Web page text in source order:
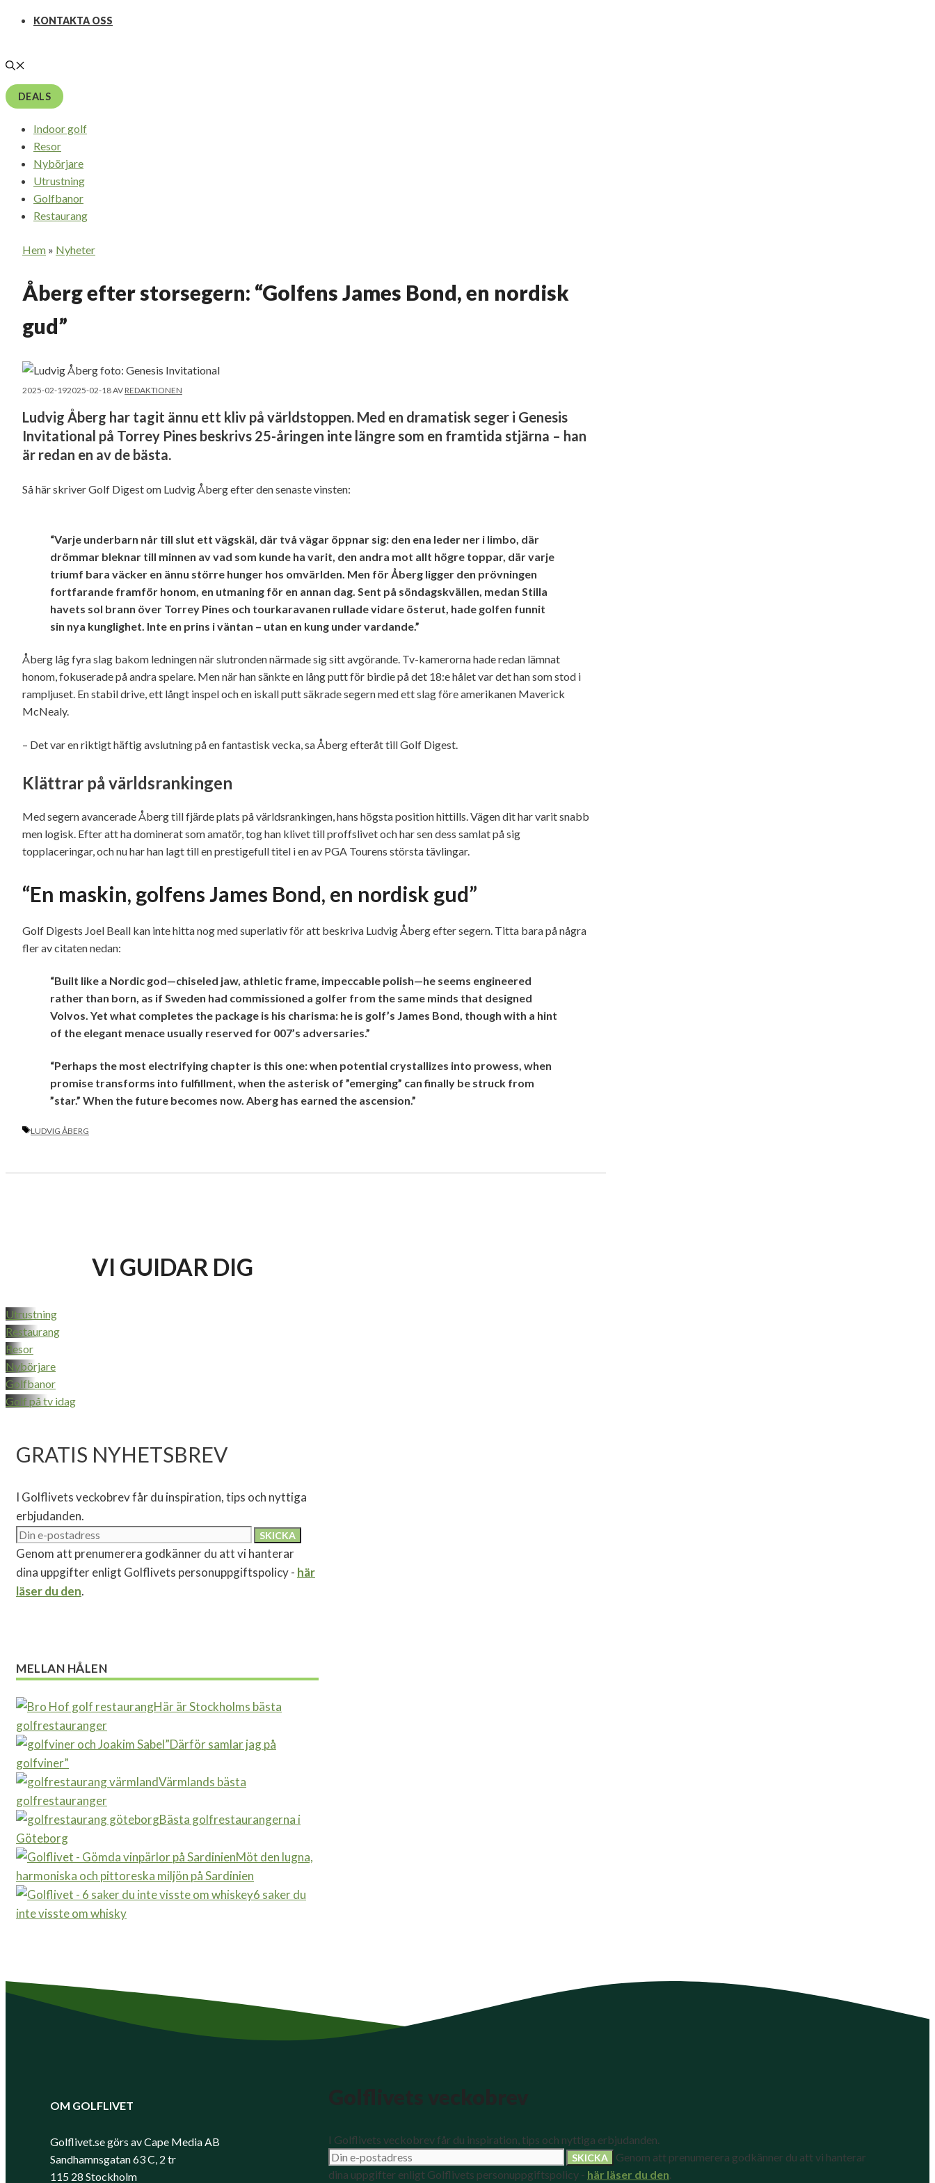
KONTAKTA OSS
DEALS
Indoor golf
Resor
Nybörjare
Utrustning
Golfbanor
Restaurang
Hem » Nyheter
Åberg efter storsegern: “Golfens James Bond, en nordisk
gud”
2025-02-192025-02-18AVREDAKTIONEN
Ludvig Åberg har tagit ännu ett kliv på världstoppen. Med en dramatisk seger i Genesis
Invitational på Torrey Pines beskrivs 25-åringen inte längre som en framtida stjärna – han
är redan en av de bästa.
Så här skriver Golf Digest om Ludvig Åberg efter den senaste vinsten:
“Varje underbarn når till slut ett vägskäl, där två vägar öppnar sig: den ena leder ner i limbo, där
drömmar bleknar till minnen av vad som kunde ha varit, den andra mot allt högre toppar, där varje
triumf bara väcker en ännu större hunger hos omvärlden. Men för Åberg ligger den prövningen
fortfarande framför honom, en utmaning för en annan dag. Sent på söndagskvällen, medan Stilla
havets sol brann över Torrey Pines och tourkaravanen rullade vidare österut, hade golfen funnit
sin nya kunglighet. Inte en prins i väntan – utan en kung under vardande.”
Åberg låg fyra slag bakom ledningen när slutronden närmade sig sitt avgörande. Tv-kamerorna hade redan lämnat
honom, fokuserade på andra spelare. Men när han sänkte en lång putt för birdie på det 18:e hålet var det han som stod i
rampljuset. En stabil drive, ett långt inspel och en iskall putt säkrade segern med ett slag före amerikanen Maverick
McNealy.
– Det var en riktigt häftig avslutning på en fantastisk vecka, sa Åberg efteråt till Golf Digest.
Klättrar på världsrankingen
Med segern avancerade Åberg till fjärde plats på världsrankingen, hans högsta position hittills. Vägen dit har varit snabb
men logisk. Efter att ha dominerat som amatör, tog han klivet till proffslivet och har sen dess samlat på sig
topplaceringar, och nu har han lagt till en prestigefull titel i en av PGA Tourens största tävlingar.
“En maskin, golfens James Bond, en nordisk gud”
Golf Digests Joel Beall kan inte hitta nog med superlativ för att beskriva Ludvig Åberg efter segern. Titta bara på några
fler av citaten nedan:
“Built like a Nordic god—chiseled jaw, athletic frame, impeccable polish—he seems engineered
rather than born, as if Sweden had commissioned a golfer from the same minds that designed
Volvos. Yet what completes the package is his charisma: he is golf’s James Bond, though with a hint
of the elegant menace usually reserved for 007’s adversaries.”
“Perhaps the most electrifying chapter is this one: when potential crystallizes into prowess, when
promise transforms into fulfillment, when the asterisk of ”emerging” can finally be struck from
”star.” When the future becomes now. Aberg has earned the ascension.”
ETIKETTER
LUDVIG ÅBERG
VI GUIDAR DIG
Utrustning
Restaurang
Resor
Nybörjare
Golfbanor
Golf på tv idag
GRATIS NYHETSBREV
I Golflivets veckobrev får du inspiration, tips och nyttiga
erbjudanden.
Genom att prenumerera godkänner du att vi hanterar
dina uppgifter enligt Golflivets personuppgiftspolicy - här
läser du den.
MELLAN HÅLEN
Här är Stockholms bästa
golfrestauranger
”Därför samlar jag på
golfviner”
Värmlands bästa
golfrestauranger
Bästa golfrestaurangerna i
Göteborg
Möt den lugna,
harmoniska och pittoreska miljön på Sardinien
6 saker du
inte visste om whisky
OM GOLFLIVET
Golflivet.se görs av Cape Media AB
Sandhamnsgatan 63 C, 2 tr
115 28 Stockholm
I Golflivets veckobrev får du inspiration, tips och nyttiga erbjudanden.
Genom att prenumerera godkänner du att vi hanterar
dina uppgifter enligt Golflivets personuppgiftspolicy - här läser du den.